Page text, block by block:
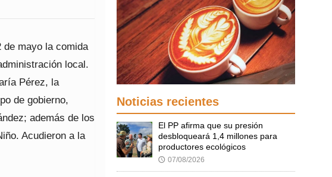
de mayo la comida
local.
Pérez, la
de gobierno,
además de los
Acudieron a la
Noticias recientes
El PP afirma que su presión
desbloqueará 1,4 millones para
productores ecológicos
🕔 07/08/2026